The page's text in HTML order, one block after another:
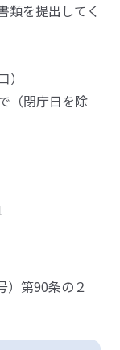
類を提出してく
（閉庁日を除
）第90条の２